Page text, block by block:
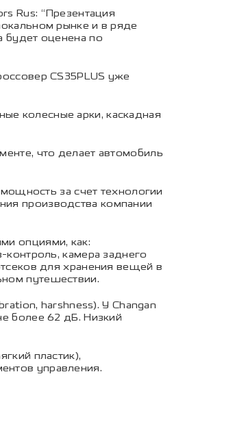
Rus: “Презентация
рынке и в ряде
будет оценена по
CS35PLUS уже
колесные арки, каскадная
что делает автомобиль
за счет технологии
производства компании
опциями, как:
камера заднего
для хранения вещей в
путешествии.
harshness). У Changan
более 62 дБ. Низкий
пластик),
управления.